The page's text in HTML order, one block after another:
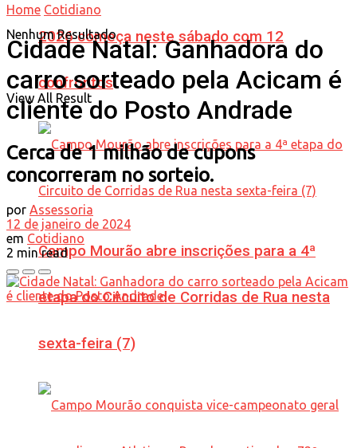
2026 começa neste sábado com 12
confrontos
Campo Mourão abre inscrições para a 4ª
etapa do Circuito de Corridas de Rua nesta
sexta-feira (7)
Nenhum Resultado
View All Result
Home Cotidiano
Cidade Natal: Ganhadora do
carro sorteado pela Acicam é
cliente do Posto Andrade
Cerca de 1 milhão de cupons
concorreram no sorteio.
por Assessoria
12 de janeiro de 2024
em Cotidiano
2 min read